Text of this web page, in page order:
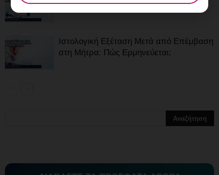
Αναλγησίας και Αναισθησίας
Ιστολογική Εξέταση Μετά από Επέμβαση
στη Μήτρα: Πώς Ερμηνεύεται;